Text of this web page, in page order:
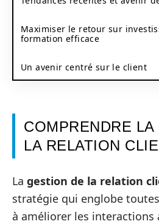
Maximiser le retour sur
formation efficace
Un avenir centré sur le client
COMPRENDRE
LA RELATION
La gestion de la relation
stratégie qui englobe
à améliorer les interactions